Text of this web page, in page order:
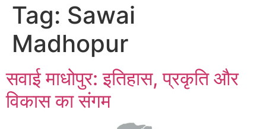
Tag: Sawai
Madhopur
सवाई माधोपुर: इतिहास, प्रकृति और
विकास का संगम